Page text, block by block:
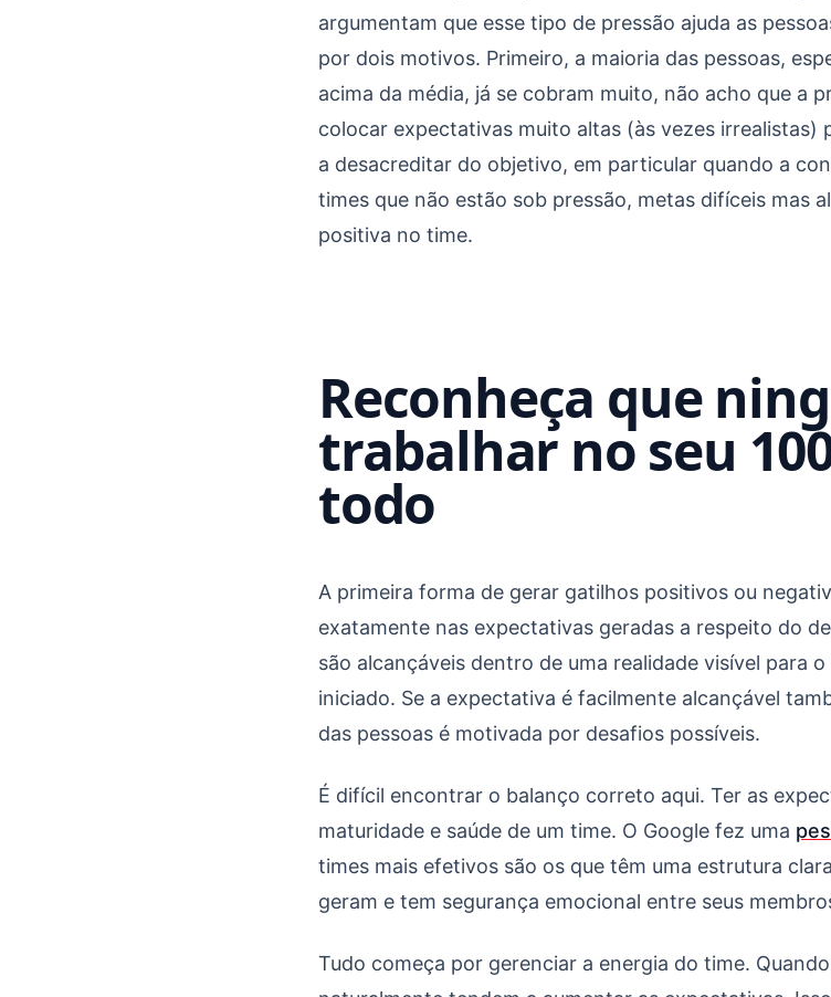
argumentam que esse tipo de pressão ajuda as
por dois motivos. Primeiro, a maioria das pessoas,
acima da média, já se cobram muito, não acho que a
colocar expectativas muito altas (às vezes irrealistas)
a desacreditar do objetivo, em particular quando a
times que não estão sob pressão, metas difíceis mas
positiva no time.
Reconheça que
trabalhar no seu
todo
A primeira forma de gerar gatilhos positivos ou
exatamente nas expectativas geradas a respeito do
são alcançáveis dentro de uma realidade visível para
iniciado. Se a expectativa é facilmente alcançável
das pessoas é motivada por desafios possíveis.
É difícil encontrar o balanço correto aqui. Ter as
maturidade e saúde de um time. O Google fez uma
times mais efetivos são os que têm uma estrutura
geram e tem segurança emocional entre seus
Tudo começa por gerenciar a energia do time.